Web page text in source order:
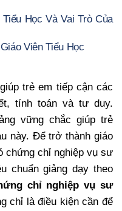
Học Và Vai Trò Của
Viên Tiểu Học
trẻ em tiếp cận các
tính toán và tư duy.
vững chắc giúp trẻ
này. Để trở thành giáo
chứng chỉ nghiệp vụ sư
chuẩn giảng dạy theo
chỉ nghiệp vụ sư
chỉ là điều kiện cần để